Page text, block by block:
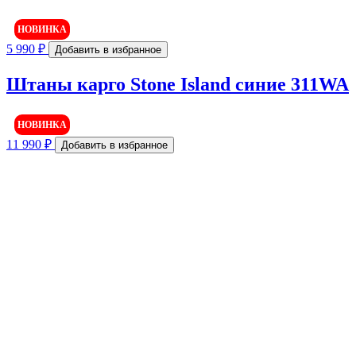
НОВИНКА
5 990 ₽ Добавить в избранное
Штаны карго Stone Island синие 311WA
НОВИНКА
11 990 ₽ Добавить в избранное